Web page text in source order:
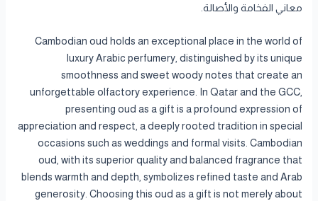
معاني الفخامة والأصالة.
Cambodian oud holds an exceptional place in the world of
luxury Arabic perfumery, distinguished by its unique
smoothness and sweet woody notes that create an
unforgettable olfactory experience. In Qatar and the GCC,
presenting oud as a gift is a profound expression of
appreciation and respect, a deeply rooted tradition in special
occasions such as weddings and formal visits. Cambodian
oud, with its superior quality and balanced fragrance that
blends warmth and depth, symbolizes refined taste and Arab
generosity. Choosing this oud as a gift is not merely about